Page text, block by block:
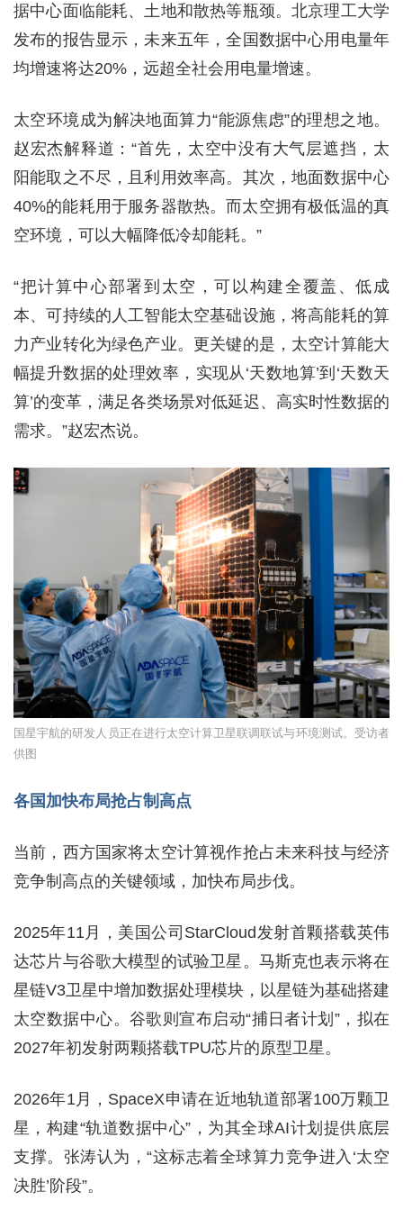
据中心面临能耗、土地和散热等瓶颈。北京理工大学
发布的报告显示，未来五年，全国数据中心用电量年
均增速将达20%，远超全社会用电量增速。
太空环境成为解决地面算力“能源焦虑”的理想之地。
赵宏杰解释道：“首先，太空中没有大气层遮挡，太
阳能取之不尽，且利用效率高。其次，地面数据中心
40%的能耗用于服务器散热。而太空拥有极低温的真
空环境，可以大幅降低冷却能耗。”
“把计算中心部署到太空，可以构建全覆盖、低成
本、可持续的人工智能太空基础设施，将高能耗的算
力产业转化为绿色产业。更关键的是，太空计算能大
幅提升数据的处理效率，实现从‘天数地算’到‘天数天
算’的变革，满足各类场景对低延迟、高实时性数据的
需求。”赵宏杰说。
国星宇航的研发人员正在进行太空计算卫星联调联试与环境测试。受访者
供图
各国加快布局抢占制高点
当前，西方国家将太空计算视作抢占未来科技与经济
竞争制高点的关键领域，加快布局步伐。
2025年11月，美国公司StarCloud发射首颗搭载英伟
达芯片与谷歌大模型的试验卫星。马斯克也表示将在
星链V3卫星中增加数据处理模块，以星链为基础搭建
太空数据中心。谷歌则宣布启动“捕日者计划”，拟在
2027年初发射两颗搭载TPU芯片的原型卫星。
2026年1月，SpaceX申请在近地轨道部署100万颗卫
星，构建“轨道数据中心”，为其全球AI计划提供底层
支撑。张涛认为，“这标志着全球算力竞争进入‘太空
决胜’阶段”。